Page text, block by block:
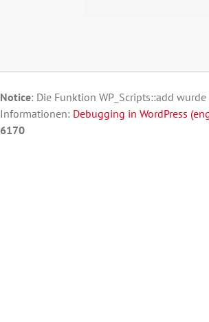
Notice: Die Funktion WP_Scripts::add wurde
Informationen: Debugging in WordPress
6170